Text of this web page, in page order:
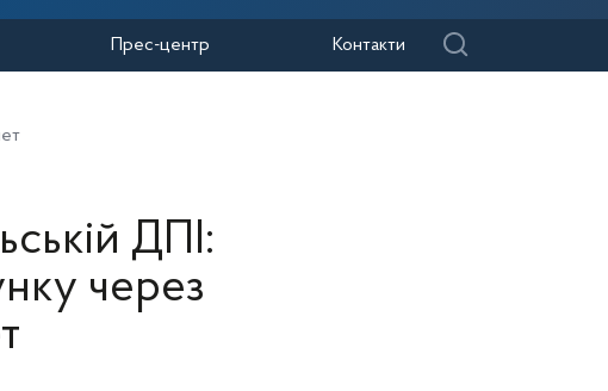
Прес-центр Контакти
ДПІ:
через